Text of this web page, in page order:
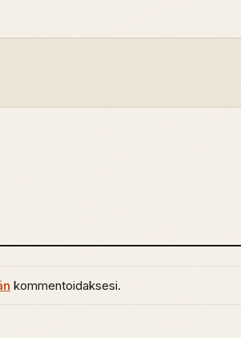
kommentoidaksesi.